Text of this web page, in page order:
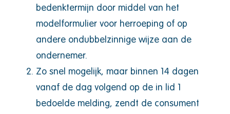
bedenktermijn door middel van het
modelformulier voor herroeping of op
andere ondubbelzinnige wijze aan de
ondernemer.
Zo snel mogelijk, maar binnen 14 dagen
vanaf de dag volgend op de in lid 1
bedoelde melding, zendt de consument